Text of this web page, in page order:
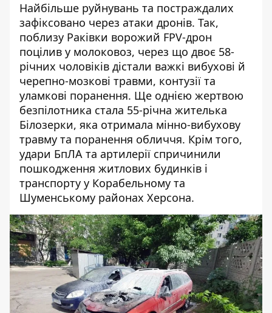
Найбільше руйнувань та постраждалих
зафіксовано через атаки дронів. Так,
поблизу Раківки ворожий FPV-дрон
поцілив у молоковоз, через що двоє 58-
річних чоловіків дістали важкі вибухові й
черепно-мозкові травми, контузії та
уламкові поранення. Ще однією жертвою
безпілотника стала 55-річна жителька
Білозерки, яка отримала мінно-вибухову
травму та поранення обличчя. Крім того,
удари БпЛА та артилерії спричинили
пошкодження житлових будинків і
транспорту у Корабельному та
Шуменському районах Херсона.